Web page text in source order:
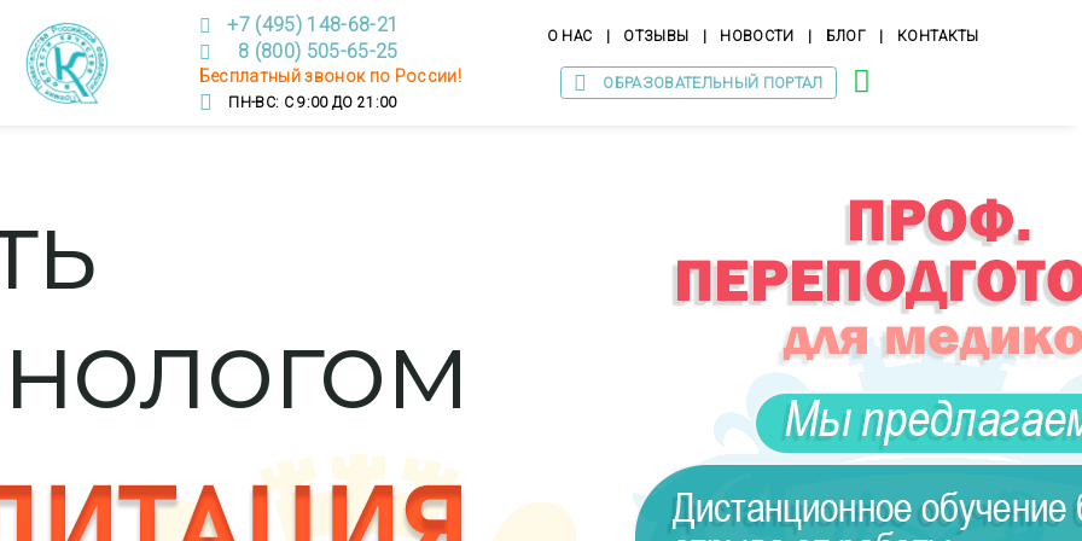
+7 (495) 148-68-21
8 (800) 505-65-25
Бесплатный звонок по России!
ПН-ВС: С 9:00 ДО 21:00
О НАС ОТЗЫВЫ НОВОСТИ БЛОГ КОНТАКТЫ
ОБРАЗОВАТЕЛЬНЫЙ ПОРТАЛ